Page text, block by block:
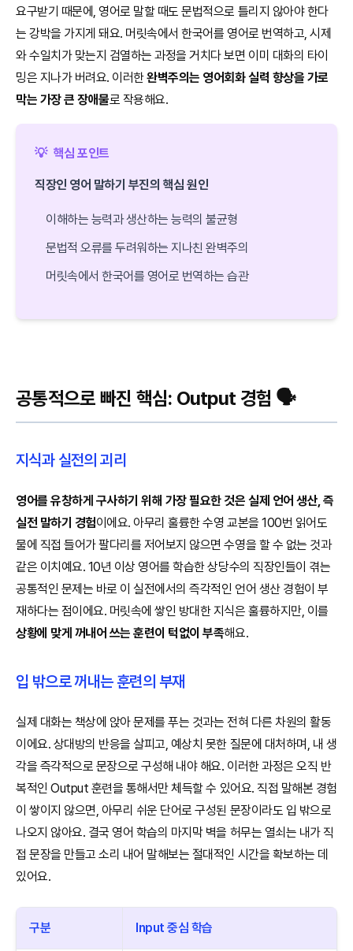
요구받기 때문에, 영어로 말할 때도 문법적으로 틀리지 않아야 한다
는 강박을 가지게 돼요. 머릿속에서 한국어를 영어로 번역하고, 시제
와 수일치가 맞는지 검열하는 과정을 거치다 보면 이미 대화의 타이
밍은 지나가 버려요. 이러한완벽주의는 영어회화 실력 향상을 가로
막는 가장 큰 장애물로 작용해요.
💡 핵심 포인트
직장인 영어 말하기 부진의 핵심 원인
이해하는 능력과 생산하는 능력의 불균형
문법적 오류를 두려워하는 지나친 완벽주의
머릿속에서 한국어를 영어로 번역하는 습관
공통적으로 빠진 핵심: Output 경험 🗣️
지식과 실전의 괴리
영어를 유창하게 구사하기 위해 가장 필요한 것은 실제 언어 생산, 즉
실전 말하기 경험이에요. 아무리 훌륭한 수영 교본을 100번 읽어도
물에 직접 들어가 팔다리를 저어보지 않으면 수영을 할 수 없는 것과
같은 이치예요. 10년 이상 영어를 학습한 상당수의 직장인들이 겪는
공통적인 문제는 바로 이 실전에서의 즉각적인 언어 생산 경험이 부
재하다는 점이에요. 머릿속에 쌓인 방대한 지식은 훌륭하지만, 이를
상황에 맞게 꺼내어 쓰는 훈련이 턱없이 부족해요.
입 밖으로 꺼내는 훈련의 부재
실제 대화는 책상에 앉아 문제를 푸는 것과는 전혀 다른 차원의 활동
이에요. 상대방의 반응을 살피고, 예상치 못한 질문에 대처하며, 내 생
각을 즉각적으로 문장으로 구성해 내야 해요. 이러한 과정은 오직 반
복적인 Output 훈련을 통해서만 체득할 수 있어요. 직접 말해본 경험
이 쌓이지 않으면, 아무리 쉬운 단어로 구성된 문장이라도 입 밖으로
나오지 않아요. 결국 영어 학습의 마지막 벽을 허무는 열쇠는 내가 직
접 문장을 만들고 소리 내어 말해보는 절대적인 시간을 확보하는 데
있어요.
구분 Input 중심 학습